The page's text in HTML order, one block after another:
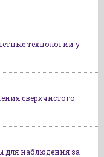
технологии у
сверхчистого
для наблюдения за